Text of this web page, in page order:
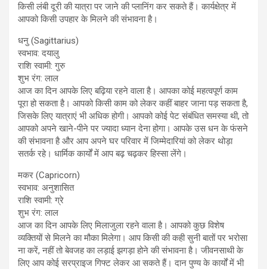
किसी लंबी दूरी की यात्रा पर जाने की प्लानिंग कर सकते हैं। कार्यक्षेत्र में
आपको किसी उपहार के मिलने की संभावना है।
धनु (Sagittarius)
स्वभाव: दयालु
राशि स्वामी: गुरु
शुभ रंग: लाल
आज का दिन आपके लिए बढ़िया रहने वाला है। आपका कोई महत्वपूर्ण काम
पूरा हो सकता है। आपको किसी काम को लेकर कहीं बाहर जाना पड़ सकता है,
जिसके लिए यात्राएं भी अधिक होगी। आपको कोई पेट संबंधित समस्या थी, तो
आपको अपने खाने-पीने पर ज्यादा ध्यान देना होगा। आपके उस धन के फंसने
की संभावना है और आप अपने घर परिवार में जिम्मेदारियां को लेकर थोड़ा
सतर्क रहे। धार्मिक कार्यों में आप बढ़ चढ़कर हिस्सा लेंगे।
मकर (Capricorn)
स्वभाव: अनुशासित
राशि स्वामी: ग्रे
शुभ रंग: लाल
आज का दिन आपके लिए मिलाजुला रहने वाला है। आपको कुछ विशेष
व्यक्तियों से मिलने का मौका मिलेगा। आप किसी की कही सुनी बातों पर भरोसा
ना करें, नहीं तो बेवजह का लड़ाई झगड़ा होने की संभावना है। जीवनसाथी के
लिए आप कोई सरप्राइज गिफ्ट लेकर आ सकते हैं। दान पुण्य के कार्यों में भी